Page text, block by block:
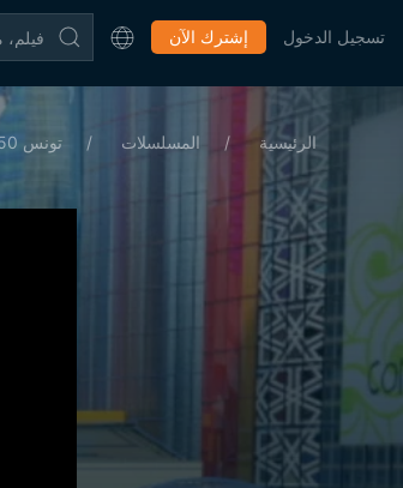
إشترك الآن تسجيل الدخول
الرئيسية المسلسلات تونس 2050